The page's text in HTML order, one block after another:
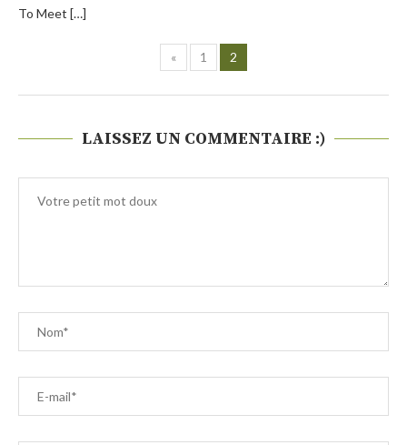
To Meet […]
« 1 2
LAISSEZ UN COMMENTAIRE :)